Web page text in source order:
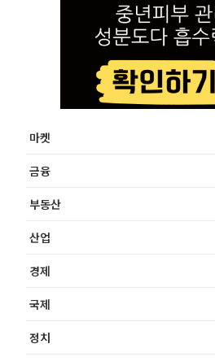
마켓
금융
부동산
산업
경제
국제
정치